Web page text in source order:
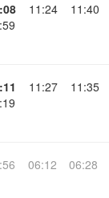
11:24 11:40
11:27 11:35
06:12 06:28